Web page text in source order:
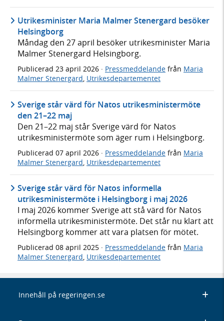
Utrikesminister Maria Malmer Stenergard besöker
Helsingborg
Måndag den 27 april besöker utrikesminister Maria
Malmer Stenergard Helsingborg.
Publicerad 23 april 2026 · Pressmeddelande från Maria
Malmer Stenergard, Utrikesdepartementet
Sverige står värd för Natos utrikesministermöte
den 21–22 maj
Den 21–22 maj står Sverige värd för Natos
utrikesministermöte som äger rum i Helsingborg.
Publicerad 07 april 2026 · Pressmeddelande från Maria
Malmer Stenergard Utrikesdepartementet
Sverige står värd för Natos informella
utrikesministermöte i Helsingborg i maj 2026
I maj 2026 kommer Sverige att stå värd för Natos
informella utrikesministermöte. Det står nu klart att
Helsingborg kommer att vara platsen för mötet.
Publicerad 08 april 2025 · Pressmeddelande från Maria
Malmer Stenergard, Utrikesdepartementet
Innehåll på regeringen.se